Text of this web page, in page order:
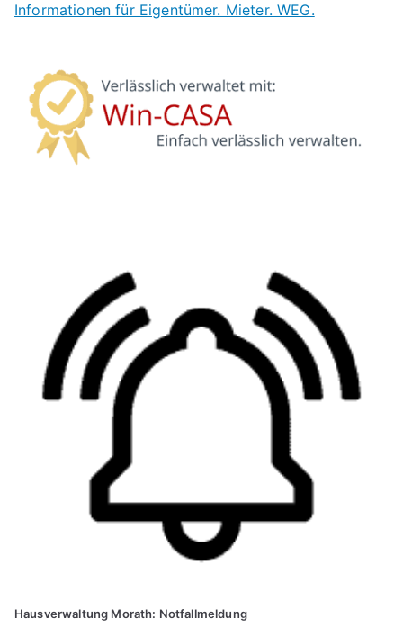
Informationen für Eigentümer. Mieter. WEG.
Hausverwaltung Morath: Notfallmeldung